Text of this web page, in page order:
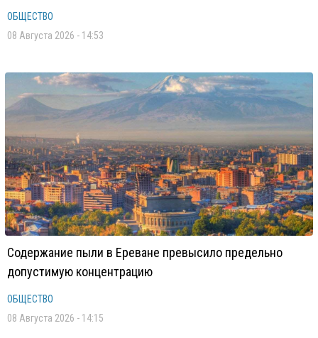
ОБЩЕСТВО
08 Августа 2026 - 14:53
Содержание пыли в Ереване превысило предельно
допустимую концентрацию
ОБЩЕСТВО
08 Августа 2026 - 14:15